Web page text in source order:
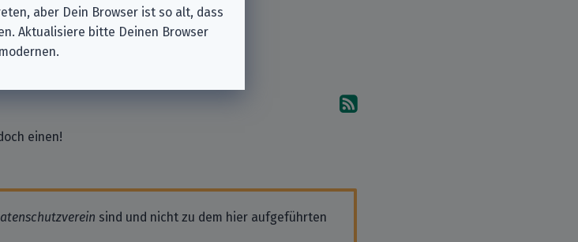
Abonniere die
einen!
sind und nicht zu dem hier aufgeführten
aber Dein Browser ist so alt, dass
Aktualisiere bitte Deinen Browser